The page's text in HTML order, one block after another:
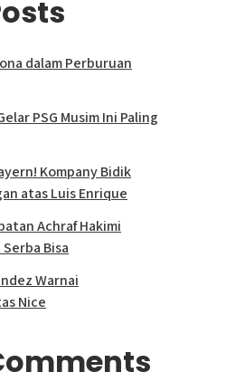
dalam Perburuan
PSG Musim Ini Paling
Kompany Bidik
atas Luis Enrique
Achraf Hakimi
Bisa
Warnai
Nice